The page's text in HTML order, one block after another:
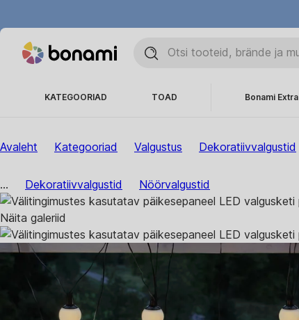
KATEGOORIAD TOAD Bonami Extra
Avaleht Kategooriad Valgustus Dekoratiivvalgustid
... Dekoratiivvalgustid Nöörvalgustid
Näita galeriid